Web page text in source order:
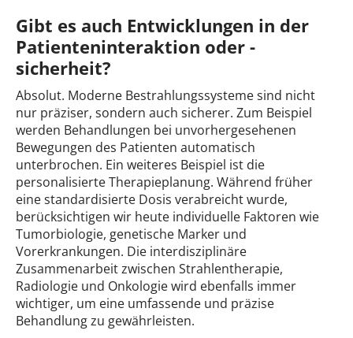
Gibt es auch Entwicklungen in der
Patienteninteraktion oder -
sicherheit?
Absolut. Moderne Bestrahlungssysteme sind nicht
nur präziser, sondern auch sicherer. Zum Beispiel
werden Behandlungen bei unvorhergesehenen
Bewegungen des Patienten automatisch
unterbrochen. Ein weiteres Beispiel ist die
personalisierte Therapieplanung. Während früher
eine standardisierte Dosis verabreicht wurde,
berücksichtigen wir heute individuelle Faktoren wie
Tumorbiologie, genetische Marker und
Vorerkrankungen. Die interdisziplinäre
Zusammenarbeit zwischen Strahlentherapie,
Radiologie und Onkologie wird ebenfalls immer
wichtiger, um eine umfassende und präzise
Behandlung zu gewährleisten.